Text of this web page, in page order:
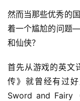
然而当那些优秀的
着一个尴尬的问题
和仙侠？
首先从游戏的英文
传》就曾经有过
Sword and Fairy